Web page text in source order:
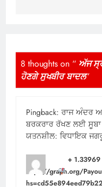
8 thoughts on “ਅੱਜ
ਹੋਣਗੇ ਸੁਖਬੀਰ ਬਾਦਲ”
Pingback: ਰਾਜ ਅੰਦਰ
ਬਰਕਰਾਰ ਰੱਖਣ ਲਈ
ਯਤਨਸ਼ੀਲ: ਵਿਧਾਇਕ
+ 1.33969
https://graph.org/